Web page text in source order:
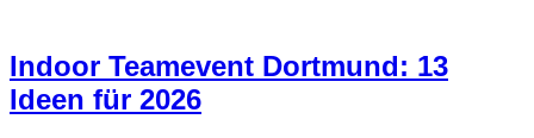
Indoor Teamevent Dortmund: 13
Ideen für 2026